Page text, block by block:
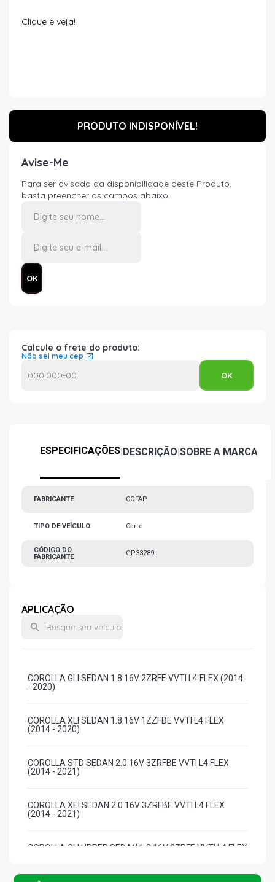
Clique e veja!
PRODUTO INDISPONÍVEL!
Avise-Me
Para ser avisado da disponibilidade deste Produto,
basta preencher os campos abaixo.
Calcule o frete do produto:
Não sei meu cep
ESPECIFICAÇÕES|DESCRIÇÃO|SOBRE A MARCA
FABRICANTE COFAP
TIPO DE VEÍCULO Carro
CÓDIGO DO
FABRICANTE
GP33289
APLICAÇÃO
COROLLA GLI SEDAN 1.8 16V 2ZRFE VVTI L4 FLEX (2014
- 2020)
COROLLA XLI SEDAN 1.8 16V 1ZZFBE VVTI L4 FLEX
(2014 - 2020)
COROLLA STD SEDAN 2.0 16V 3ZRFBE VVTI L4 FLEX
(2014 - 2021)
COROLLA XEI SEDAN 2.0 16V 3ZRFBE VVTI L4 FLEX
(2014 - 2021)
COROLLA GLI UPPER SEDAN 1.8 16V 2ZRFE VVTI L4 FLEX